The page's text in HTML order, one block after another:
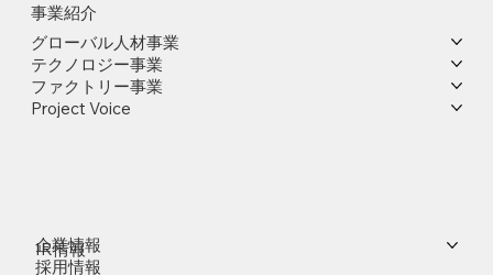
事業紹介
グローバル人材事業
テクノロジー事業
ファクトリー事業
Project Voice
企業情報
IR情報
採用情報